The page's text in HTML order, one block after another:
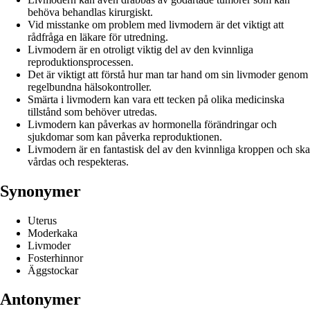
behöva behandlas kirurgiskt.
Vid misstanke om problem med livmodern är det viktigt att
rådfråga en läkare för utredning.
Livmodern är en otroligt viktig del av den kvinnliga
reproduktionsprocessen.
Det är viktigt att förstå hur man tar hand om sin livmoder genom
regelbundna hälsokontroller.
Smärta i livmodern kan vara ett tecken på olika medicinska
tillstånd som behöver utredas.
Livmodern kan påverkas av hormonella förändringar och
sjukdomar som kan påverka reproduktionen.
Livmodern är en fantastisk del av den kvinnliga kroppen och ska
vårdas och respekteras.
Synonymer
Uterus
Moderkaka
Livmoder
Fosterhinnor
Äggstockar
Antonymer